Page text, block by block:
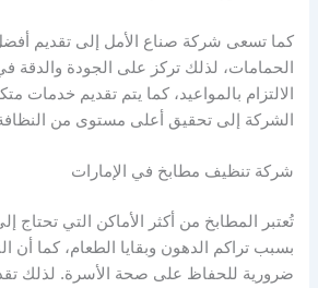
كما تسعى شركة صناع الأمل إلى تقديم
الحمامات، لذلك تركز على الجودة
الالتزام بالمواعيد، كما يتم تقديم خدمات
الشركة إلى تحقيق أعلى مستوى من
شركة تنظيف مطابخ في الإمارات
تُعتبر المطابخ من أكثر الأماكن التي تحتاج
بسبب تراكم الدهون وبقايا الطعام، كما أن
ضرورية للحفاظ على صحة الأسرة. لذلك